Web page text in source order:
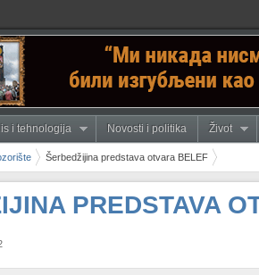
i tehnologija Novosti i politika Život
Šerbedžijina predstava otvara BELEF
PREDSTAVA